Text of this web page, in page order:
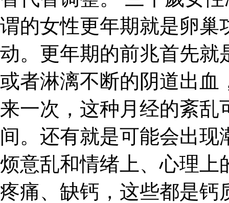
谓的女性更年期就是卵巢
动。更年期的前兆首先就
或者淋漓不断的阴道出血
来一次，这种月经的紊乱
间。还有就是可能会出
烦意乱和情绪上、心理上
疼痛、缺钙，这些都是钙